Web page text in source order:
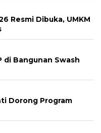
Resmi Dibuka, UMKM
di Bangunan Swash
Dorong Program